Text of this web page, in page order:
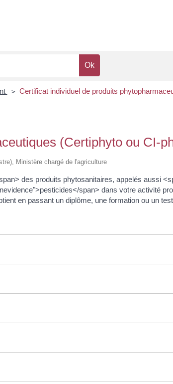
> Certificat individuel de produits
(Certiphyto ou CI-
Ministère chargé de l'agriculture
des produits phytosanitaires, appelés aussi
span> dans votre activité
en passant un diplôme, une formation ou un